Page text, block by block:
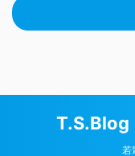
T.S.Blog
若